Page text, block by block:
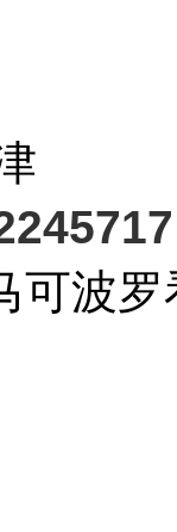
可波